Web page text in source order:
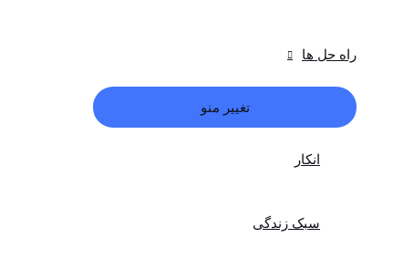
راه حل ها
تغییر منو
انکار
سبک زندگی